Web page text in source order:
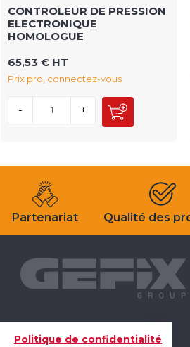
CONTROLEUR DE PRESSION
ELECTRONIQUE
HOMOLOGUE
65,53 € HT
Prix pro, connectez-vous
- +
Partenariat Qualité des
Politique de confidentialité